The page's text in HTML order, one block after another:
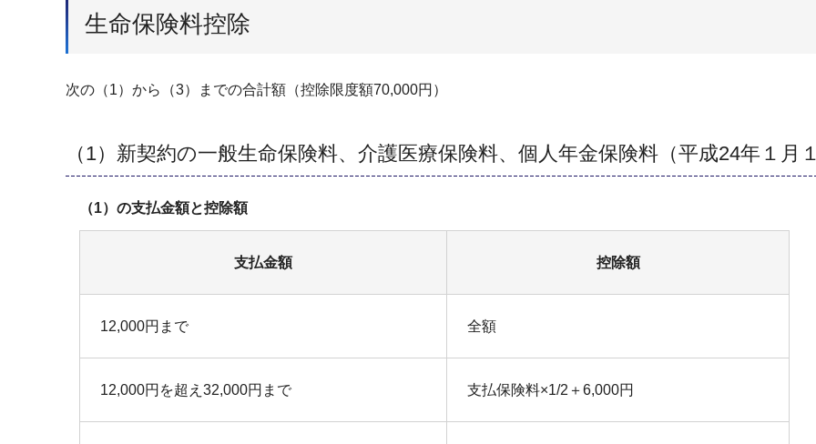
生命保険料控除
次の（1）から（3）までの合計額（控除限度額70,000円）
（1）新契約の一般生命保険料、介護医療保険料、個人年金保険料（平成24年１
（1）の支払金額と控除額
支払金額 控除額
12,000円まで 全額
12,000円を超え32,000円まで 支払保険料×1/2＋6,000円